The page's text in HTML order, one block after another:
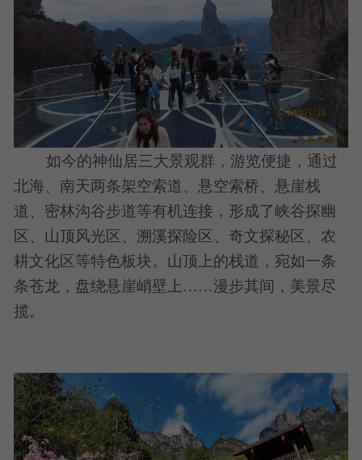
如今的神仙居三大景观群，游览便捷，通过
北海、南天两条架空索道、悬空索桥、悬崖栈
道、密林沟谷步道等有机连接，形成了峡谷探幽
区、山顶风光区、溯溪探险区、奇文探秘区、农
耕文化区等特色板块。山顶上的栈道，宛如一条
条苍龙，盘绕悬崖峭壁上……漫步其间，美景尽
揽。